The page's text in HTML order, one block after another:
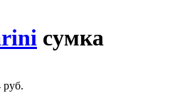
сумка
руб.